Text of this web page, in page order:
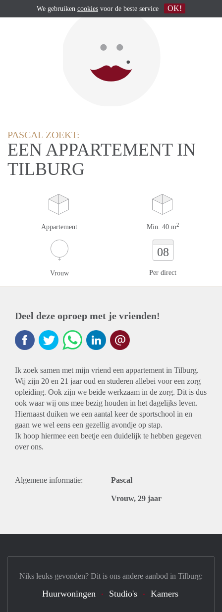
PASCAL ZOEKT:
EEN APPARTEMENT IN
TILBURG
Appartement Min. 40 m2
Vrouw
08
Per direct
Deel deze oproep met je vrienden!
Ik zoek samen met mijn vriend een appartement in Tilburg.
Wij zijn 20 en 21 jaar oud en studeren allebei voor een zorg
opleiding. Ook zijn we beide werkzaam in de zorg. Dit is dus
ook waar wij ons mee bezig houden in het dagelijks leven.
Hiernaast duiken we een aantal keer de sportschool in en
gaan we wel eens een gezellig avondje op stap.
Ik hoop hiermee een beetje een duidelijk te hebben gegeven
over ons.
Algemene informatie: Pascal
Vrouw, 29 jaar
Niks leuks gevonden? Dit is ons andere aanbod in Tilburg:
Huurwoningen Studio's Kamers
We gebruiken cookies voor de beste service OK!